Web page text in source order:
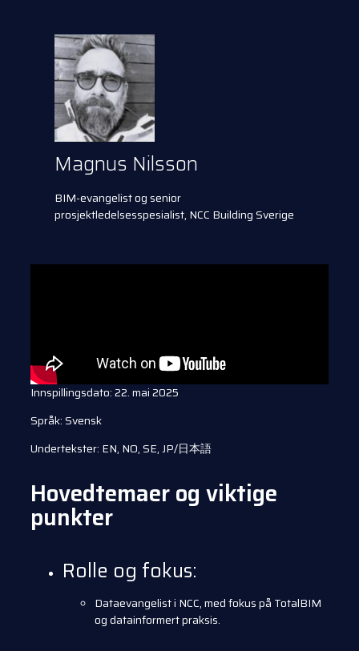
Magnus Nilsson
BIM-evangelist og senior
prosjektledelsesspesialist, NCC Building Sverige
Innspillingsdato: 22. mai 2025
Språk: Svensk
Undertekster: EN, NO, SE, JP/日本語
Hovedtemaer og viktige
punkter
Rolle og fokus:
Dataevangelist i NCC, med fokus på TotalBIM
og datainformert praksis.